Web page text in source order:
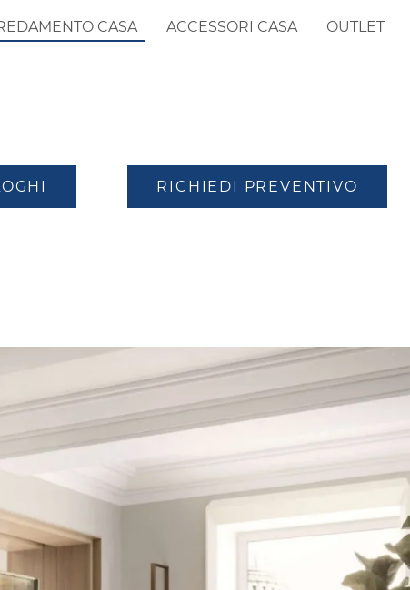
CASA ACCESSORI CASA OUTLET
RICHIEDI PREVENTIVO